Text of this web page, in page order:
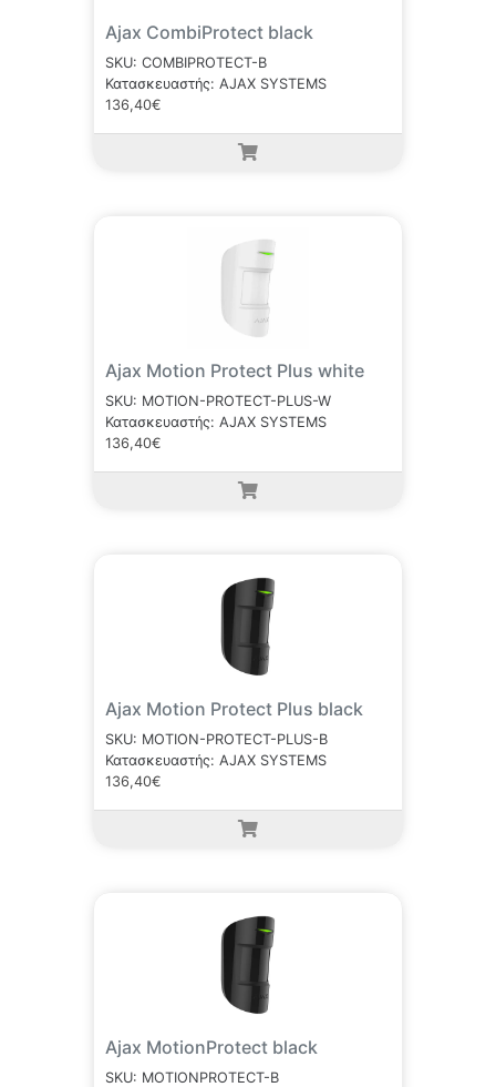
Ajax CombiProtect black
SKU: COMBIPROTECT-B
Κατασκευαστής: AJAX SYSTEMS
136,40€
Ajax Motion Protect Plus white
SKU: MOTION-PROTECT-PLUS-W
Κατασκευαστής: AJAX SYSTEMS
136,40€
Ajax Motion Protect Plus black
SKU: MOTION-PROTECT-PLUS-B
Κατασκευαστής: AJAX SYSTEMS
136,40€
Ajax MotionProtect black
SKU: MOTIONPROTECT-B